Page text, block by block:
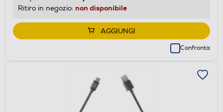
Ritiro in negozio: non disponibile
AGGIUNGI
Confronta